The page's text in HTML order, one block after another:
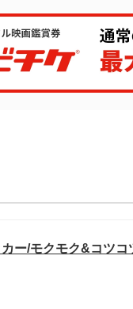
ー/モクモク&コツ